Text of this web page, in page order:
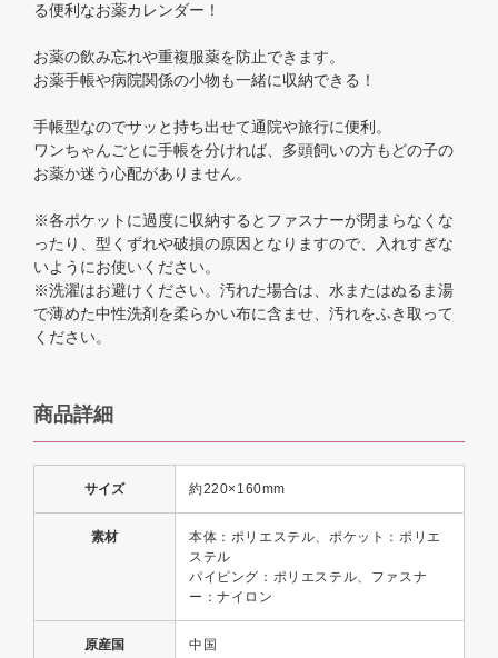
る便利なお薬カレンダー！
お薬の飲み忘れや重複服薬を防止できます。
お薬手帳や病院関係の小物も一緒に収納できる！
手帳型なのでサッと持ち出せて通院や旅行に便利。
ワンちゃんごとに手帳を分ければ、多頭飼いの方もどの子の
お薬か迷う心配がありません。
※各ポケットに過度に収納するとファスナーが閉まらなくな
ったり、型くずれや破損の原因となりますので、入れすぎな
いようにお使いください。
※洗濯はお避けください。汚れた場合は、水またはぬるま湯
で薄めた中性洗剤を柔らかい布に含ませ、汚れをふき取って
ください。
商品詳細
サイズ 約220×160mm
素材
本体：ポリエステル、ポケット：ポリエ
ステル
パイピング：ポリエステル、ファスナ
ー：ナイロン
原産国 中国